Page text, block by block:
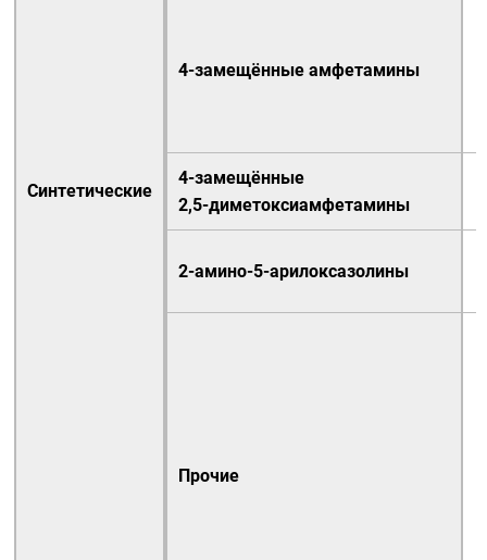
Синтетические
4-замещённые амфетамины
4-замещённые
2,5-диметоксиамфетамины
2-амино-5-арилоксазолины
Прочие